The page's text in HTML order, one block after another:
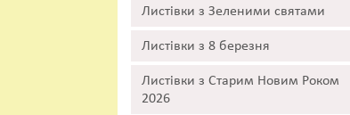
Листівки з Зеленими святами
Листівки з 8 березня
Листівки з Старим Новим Роком
2026